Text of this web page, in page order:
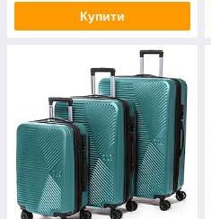
Купити